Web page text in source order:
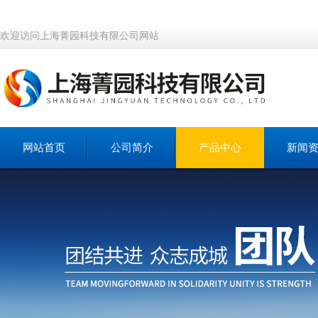
欢迎访问上海菁园科技有限公司网站
网站首页 公司简介 产品中心 新闻